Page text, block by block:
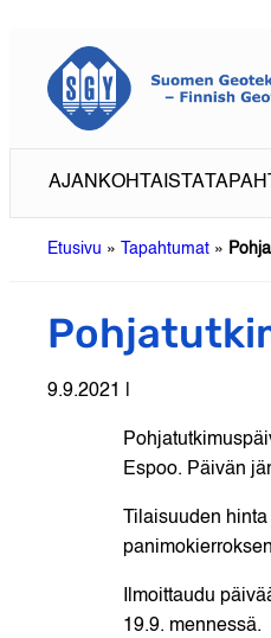
sisältöön
AJANKOHTAISTA
Etusivu » Tapahtumat »
9.9.2021 |
Espoo. Päivän
Tilaisuuden
Ilmoittaudu
19.9. mennessä.